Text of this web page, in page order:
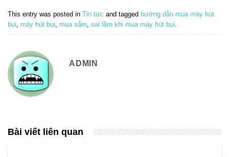
This entry was posted in Tin tức and tagged hướng dẫn mua máy hút
bụi, máy hút bụi, mua sắm, sai lầm khi mua máy hút bụi.
ADMIN
Bài viết liên quan